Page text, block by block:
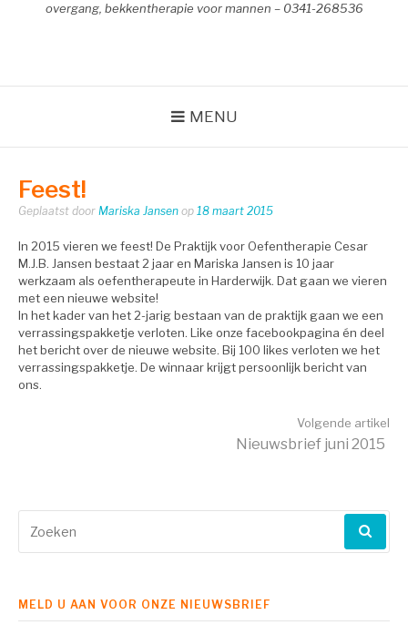
overgang, bekkentherapie voor mannen – 0341-268536
MENU
Feest!
Geplaatst door Mariska Jansen op 18 maart 2015
In 2015 vieren we feest! De Praktijk voor Oefentherapie Cesar
M.J.B. Jansen bestaat 2 jaar en Mariska Jansen is 10 jaar
werkzaam als oefentherapeute in Harderwijk. Dat gaan we vieren
met een nieuwe website!
In het kader van het 2-jarig bestaan van de praktijk gaan we een
verrassingspakketje verloten. Like onze facebookpagina én deel
het bericht over de nieuwe website. Bij 100 likes verloten we het
verrassingspakketje. De winnaar krijgt persoonlijk bericht van
ons.
lezen
Volgende artikel
Nieuwsbrief juni 2015
naar:
MELD U AAN VOOR ONZE NIEUWSBRIEF